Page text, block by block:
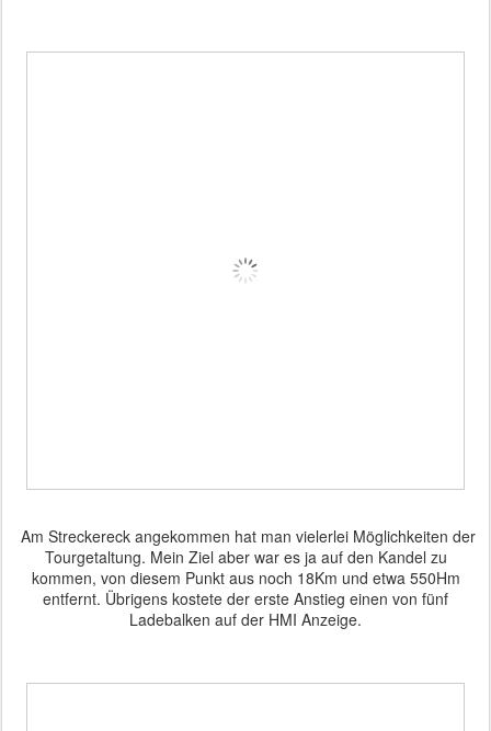
Am Streckereck angekommen hat man vielerlei Möglichkeiten der
Tourgetaltung. Mein Ziel aber war es ja auf den Kandel zu
kommen, von diesem Punkt aus noch 18Km und etwa 550Hm
entfernt. Übrigens kostete der erste Anstieg einen von fünf
Ladebalken auf der HMI Anzeige.